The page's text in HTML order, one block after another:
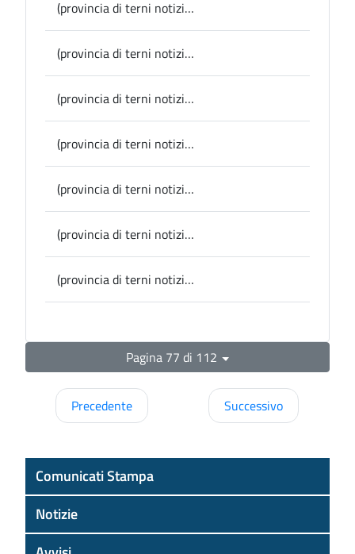
(provincia di terni notizie) Otricoli, da domani al via le Giornate Medioevali di Poggio: presentata oggi in Provincia la 16esima edizione
(provincia di terni notizie) Acquasparta, un’estate ricca di eventi: ecco il programma
(provincia di terni notizie) Provincia, approvato dal Consiglio il rendiconto 2022: migliorano ancora i conti dell’ente
(provincia di terni notizie) DOMANI, conferenza stampa in Provincia, presentazione della 16esima edizione delle Giornate Medioevali di Poggio di Otricoli
(provincia di terni notizie) Consiglio provinciale: la Presidente Pernazza comunica la nomina di Daniele a vice Presidente; assegnate le deleghe ai consiglieri di maggioranza
(provincia di terni notizie) Consiglio provinciale, votata la composizione delle Commissioni dopo le surroghe e gli spostamenti
(provincia di terni notizie) Provincia, viabilità: da domani via ai lavori di riqualificazione stradale sulla SP 79 a Ciconia di Orvieto
Pagina 77 di 112
Precedente Successivo
Comunicati Stampa
Notizie